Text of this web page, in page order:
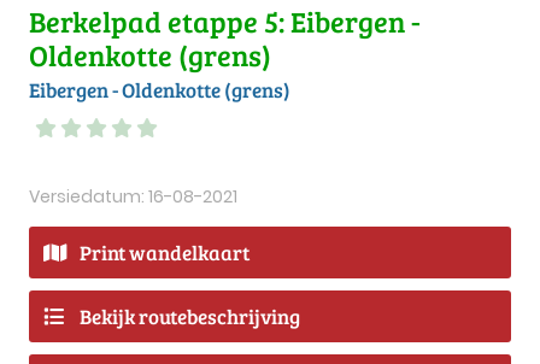
Berkelpad etappe 5: Eibergen -
Oldenkotte (grens)
Eibergen - Oldenkotte (grens)
Versiedatum: 16-08-2021
Print wandelkaart
Bekijk routebeschrijving